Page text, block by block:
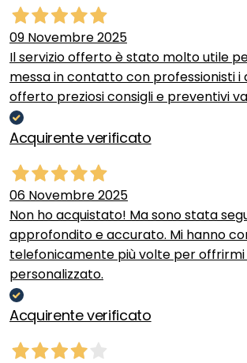
09 Novembre 2025
Il servizio offerto è stato molto utile
messa in contatto con professionisti i
offerto preziosi consigli e preventivi
Acquirente verificato
06 Novembre 2025
Non ho acquistato! Ma sono stata
approfondito e accurato. Mi hanno
telefonicamente più volte per
personalizzato.
Acquirente verificato